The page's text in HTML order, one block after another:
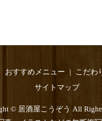
おすすめメニュー こだわ
サイトマップ
© 居酒屋こうぞう All